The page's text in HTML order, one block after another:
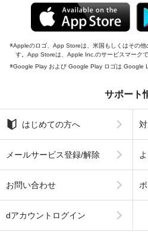
Appleのロゴ、App Storeは、米国もしくはその
す。App Storeは、Apple Inc.のサービスマークで
Google Play および Google Play ロゴは Google
サポート
はじめての方へ
メールサービス登録/解除
お問い合わせ
dアカウントログイン